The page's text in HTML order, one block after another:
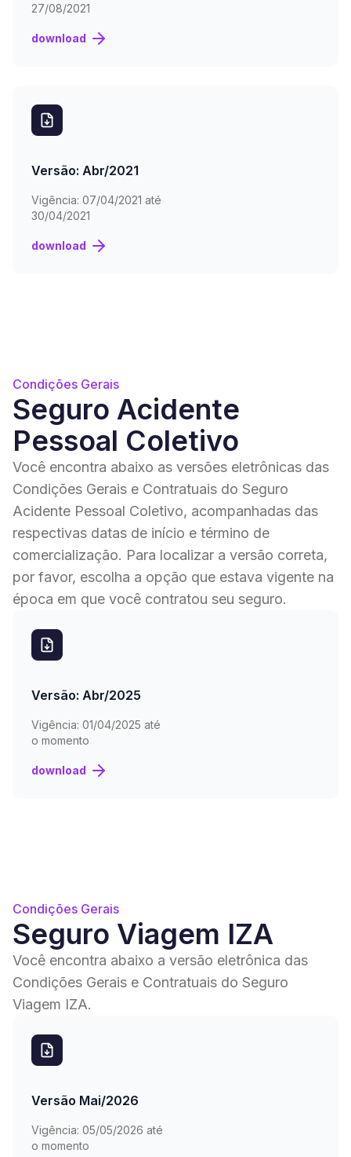
27/08/2021
download
Versão: Abr/2021
Vigência: 07/04/2021 até
30/04/2021
download
Condições Gerais
Seguro Acidente
Pessoal Coletivo
Você encontra abaixo as versões eletrônicas das
Condições Gerais e Contratuais do Seguro
Acidente Pessoal Coletivo, acompanhadas das
respectivas datas de início e término de
comercialização. Para localizar a versão correta,
por favor, escolha a opção que estava vigente na
época em que você contratou seu seguro.
Versão: Abr/2025
Vigência: 01/04/2025 até
o momento
download
Condições Gerais
Seguro Viagem IZA
Você encontra abaixo a versão eletrônica das
Condições Gerais e Contratuais do Seguro
Viagem IZA.
Versão Mai/2026
Vigência: 05/05/2026 até
o momento